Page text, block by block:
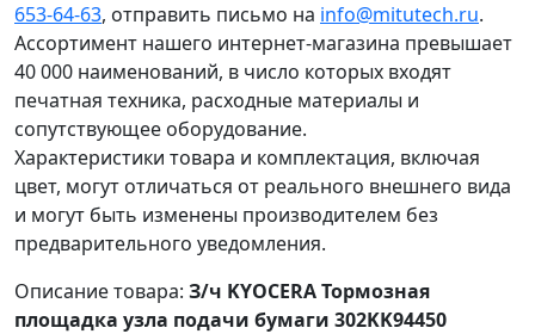
653-64-63, отправить письмо на info@mitutech.ru.
Ассортимент нашего интернет-магазина превышает
40 000 наименований, в число которых входят
печатная техника, расходные материалы и
сопутствующее оборудование.
Характеристики товара и комплектация, включая
цвет, могут отличаться от реального внешнего вида
и могут быть изменены производителем без
предварительного уведомления.
Описание товара: З/ч KYOCERA Тормозная
площадка узла подачи бумаги 302KK94450